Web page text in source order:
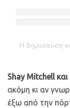
Η δημοσίευση
Shay Mitchell και
ακόμη κι αν
έξω από την